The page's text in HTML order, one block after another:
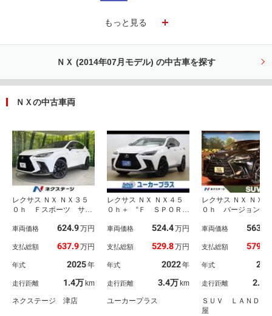
もっと見る
ＮＸ (2014年07月モデル) の中古車を探す
ＮＸの中古車両
レクサス ＮＸ ＮＸ３５
０ｈ Ｆスポーツ サン
ビ 全周囲カメラ 衝突
ズ 禁煙 電動リアゲー
シートエアコン ドラレ
コ コーナーセンサー
スマートキー ＬＥＤヘ
ッド ＥＴＣ２．０
車両価格 624.9万円
支払総額 637.9万円
年式 2025年
走行距離 1.4万km
ネクステージ 津店
レクサス ＮＸ ＮＸ４５
０ｈ＋ “Ｆ ＳＰＯＲ
正ナビ フルセグＴＶ
方位モニター サンルー
パワーバックドア アダ
プティブクルーズ ＢＳ
Ｍ デジタルインナーミ
ラー クリアランスソナ
車両価格 524.4万円
支払総額 529.8万円
年式 2022年
走行距離 3.4万km
ユーカープラス
レクサス ＮＸ ＮＸ
０ｈ バージョン
チームメイト デジ
ル革シート １４イ
ーモニター セーフ
システムプラス ３
ルＬＥＤヘッドラ
禁煙車
車両価格 563.1
支払総額 579.9
年式
走行距離 2.0
ＳＵＶ ＬＡＮＤ
屋